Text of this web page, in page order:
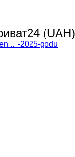
(UAH)
... -2025-godu